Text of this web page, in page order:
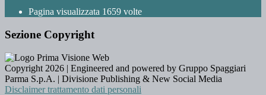
Pagina visualizzata 1659 volte
Sezione Copyright
Copyright 2026 | Engineered and powered by Gruppo Spaggiari
Parma S.p.A. | Divisione Publishing & New Social Media
Disclaimer trattamento dati personali